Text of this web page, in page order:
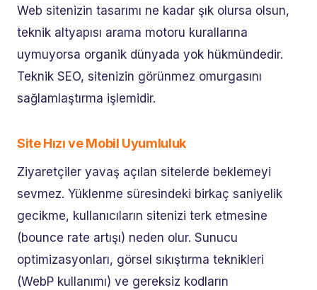
Web sitenizin tasarımı ne kadar şık olursa olsun,
teknik altyapısı arama motoru kurallarına
uymuyorsa organik dünyada yok hükmündedir.
Teknik SEO, sitenizin görünmez omurgasını
sağlamlaştırma işlemidir.
Site Hızı ve Mobil Uyumluluk
Ziyaretçiler yavaş açılan sitelerde beklemeyi
sevmez. Yüklenme süresindeki birkaç saniyelik
gecikme, kullanıcıların sitenizi terk etmesine
(bounce rate artışı) neden olur. Sunucu
optimizasyonları, görsel sıkıştırma teknikleri
(WebP kullanımı) ve gereksiz kodların